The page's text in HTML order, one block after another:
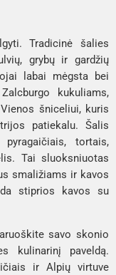
Tradicinė šalies
grybų ir gardžių
labai mėgsta bei
kukuliams,
šniceliui, kuris
patiekalu. Šalis
tortais,
Tai sluoksniuotas
smaližiams ir kavos
stiprios kavos su
savo skonio
kulinarinį paveldą.
ir Alpių virtuve